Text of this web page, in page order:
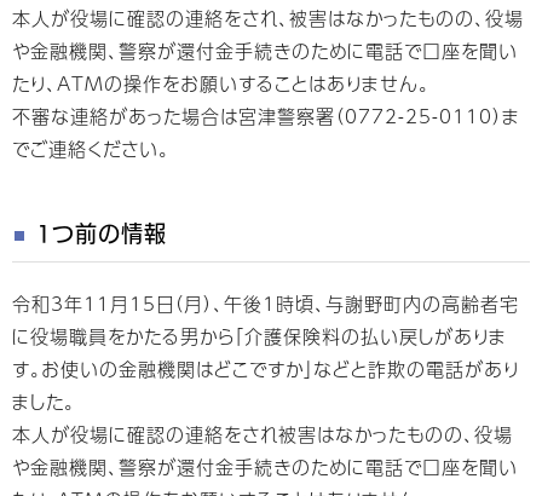
本人が役場に確認の連絡をされ、被害はなかったものの、役場
や金融機関、警察が還付金手続きのために電話で口座を聞い
たり、ATMの操作をお願いすることはありません。
不審な連絡があった場合は宮津警察署（0772-25-0110）ま
でご連絡ください。
1つ前の情報
令和3年11月15日（月）、午後1時頃、与謝野町内の高齢者宅
に役場職員をかたる男から「介護保険料の払い戻しがありま
す。お使いの金融機関はどこですか」などと詐欺の電話があり
ました。
本人が役場に確認の連絡をされ被害はなかったものの、役場
や金融機関、警察が還付金手続きのために電話で口座を聞い